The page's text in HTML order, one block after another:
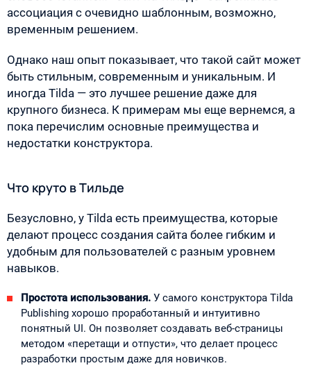
ассоциация с очевидно шаблонным, возможно,
временным решением.
Однако наш опыт показывает, что такой сайт может
быть стильным, современным и уникальным. И
иногда Tilda — это лучшее решение даже для
крупного бизнеса. К примерам мы еще вернемся, а
пока перечислим основные преимущества и
недостатки конструктора.
Что круто в Тильде
Безусловно, у Tilda есть преимущества, которые
делают процесс создания сайта более гибким и
удобным для пользователей с разным уровнем
навыков.
Простота использования. У самого конструктора Tilda
Publishing хорошо проработанный и интуитивно
понятный UI. Он позволяет создавать веб-страницы
методом «перетащи и отпусти», что делает процесс
разработки простым даже для новичков.